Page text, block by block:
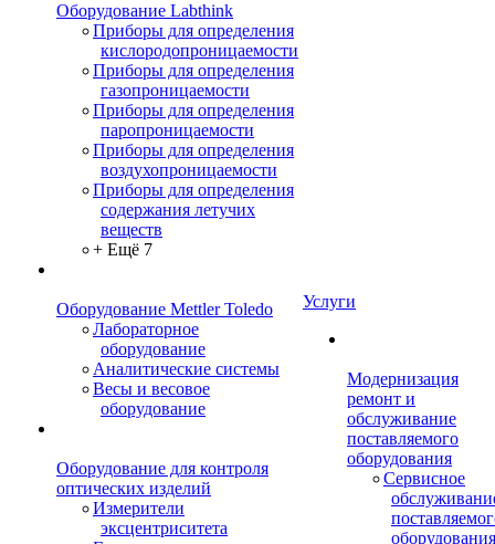
Оборудование Labthink
Приборы для определения
кислородопроницаемости
Приборы для определения
газопроницаемости
Приборы для определения
паропроницаемости
Приборы для определения
воздухопроницаемости
Приборы для определения
содержания летучих
веществ
+ Ещё 7
Оборудование Mettler Toledo
Лабораторное
оборудование
Аналитические системы
Весы и весовое
оборудование
Оборудование для контроля
оптических изделий
Измерители
эксцентриситета
Услуги
Модернизация
ремонт и
обслуживание
поставляемого
оборудования
Сервисное
оборудования